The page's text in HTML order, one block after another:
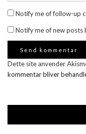
Notify me of follow-up
Notify me of new posts
Dette site anvender
kommentar bliver